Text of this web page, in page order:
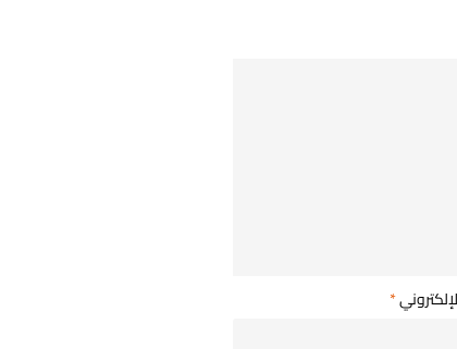
*